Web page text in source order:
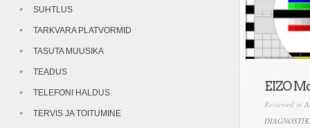
EIZO
Reviewed in
SUHTLUS
TARKVARA PLATVORMID
TASUTA MUUSIKA
TEADUS
TELEFONI HALDUS
TERVIS JA TOITUMINE